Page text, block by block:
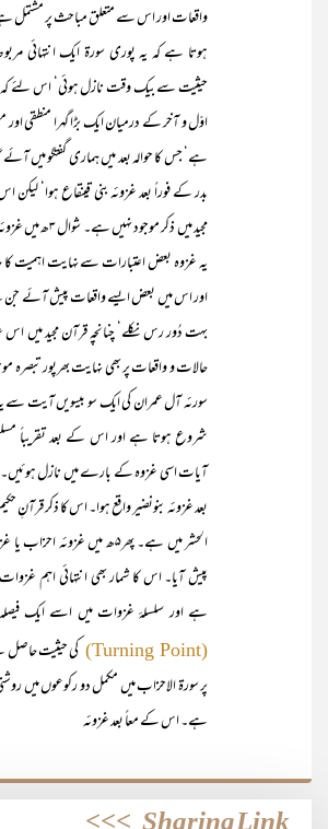
واقعات اور اس سے متعلق مباحث پر مشتمل
ہوتا ہے کہ یہ پوری سورۃ ایک انتہائی
حیثیت سے بیک وقت نازل ہوئی‘ اس لئے
اوّل و آخر کے درمیان ایک بڑا گہرا منطقی اور
ہے‘ جس کا حوالہ بعد میں ہماری گفتگو میں
بدر کے فوراً بعد غزوئہ بنی قینقاع ہوا‘ لیکن
مجید میں ذکر موجود نہیں
یہ غزوہ بعض اعتبارات سے نہایت اہمیت
اور اس میں بعض ایسے واقعات پیش آئے جن
بہت دُور رس نکلے‘ چنانچہ قرآن مجید میں
حالات و واقعات پر بھی نہایت بھرپور تبصرہ
سورئہ آل عمران کی ایک سو بیسویں آیت
شروع ہوتا ہے اور اس کے بعد تقریباً
آیات اسی غزوہ کے بارے میں نازل
بعد غزوئہ بنونضیر واقع ہوا۔ اس کا ذکر قرآنِ
الحشر میں ہے۔ پھر۵ھ میں غزوئہ
پیش آیا۔ اس کا شمار بھی انتہائی اہم
ہے اور سلسلۂ غزوات میں اسے ایک
(Turning Point)
کی حیثیت
پر سورۃ الاحزاب میں مکمل دو رکوعوں میں
ہے۔ اس کے معاً بعد غزوئہ